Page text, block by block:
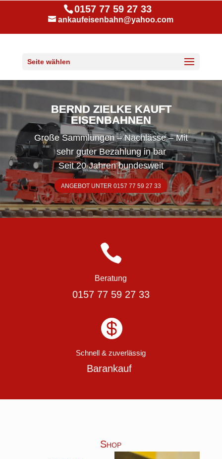
0157 77 59 27 33
ankaufeisenbahn@yahoo.com
Seite wählen
BERND ZIELKE KAUFT
EISENBAHNEN
Große Sammlungen – Nachlässe – Mit
sehr guter Bezahlung in bar
Seit 20 Jahren bundesweit
ANGEBOT UNTER 0157 77 59 27 33

Beratung
0157 77 59 27 33

Schnell & zuverlässig
Barankauf
Shop